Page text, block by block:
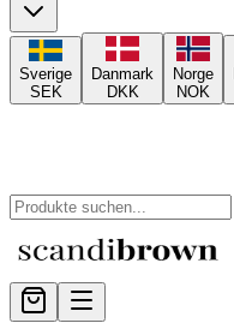
Sverige
SEK
Danmark
DKK
Norge
NOK